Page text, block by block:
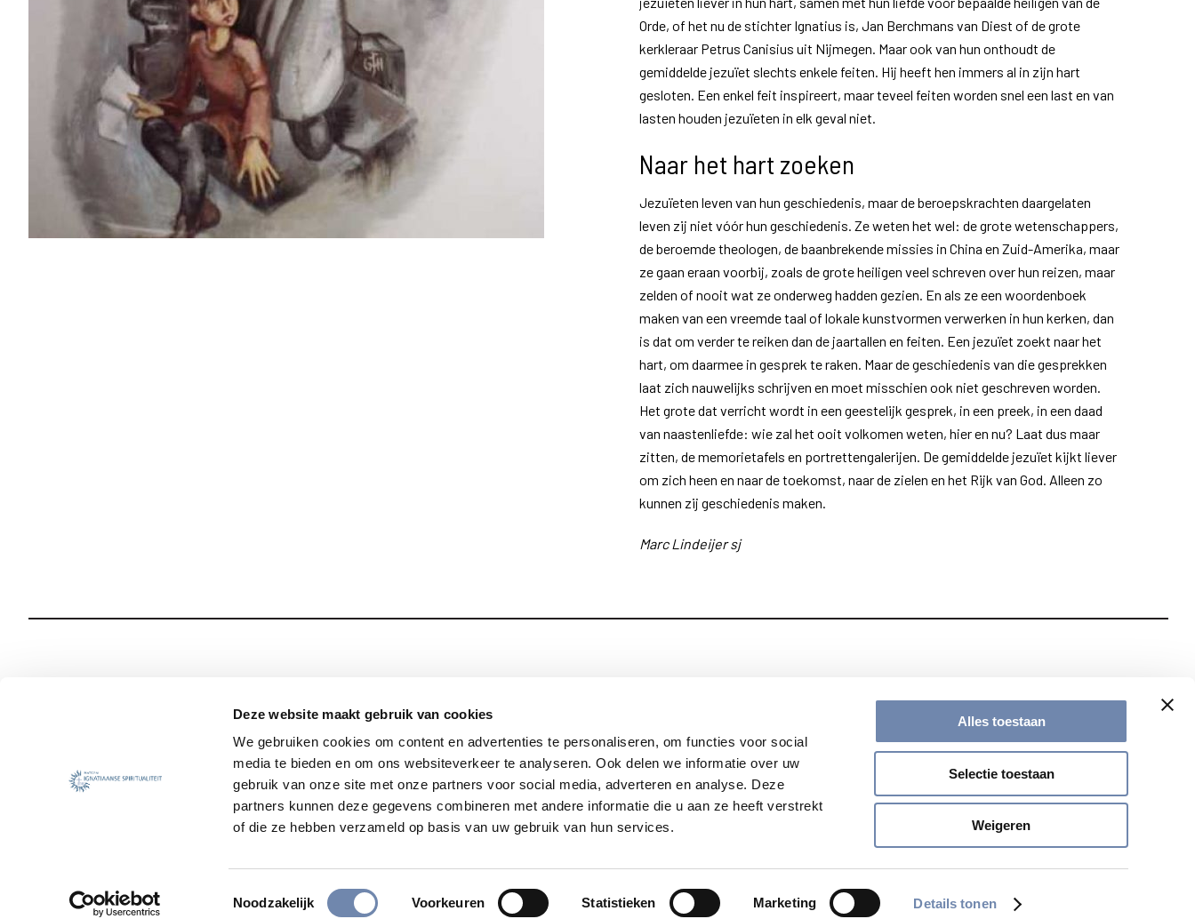
Deze website maakt gebruik van cookies
We gebruiken cookies om content en advertenties te personaliseren, om functies voor social
media te bieden en om ons websiteverkeer te analyseren. Ook delen we informatie over uw
gebruik van onze site met onze partners voor social media, adverteren en analyse. Deze
partners kunnen deze gegevens combineren met andere informatie die u aan ze heeft verstrekt
of die ze hebben verzameld op basis van uw gebruik van hun services.
Toestemmingsselectie
Noodzakelijk Voorkeuren Statistieken Marketing Details tonen
Alles toestaan
Selectie toestaan
Weigeren
Orde, of het nu de stichter Ignatius is, Jan Berchmans van Diest of de grote
kerkleraar Petrus Canisius uit Nijmegen. Maar ook van hun onthoudt de
gemiddelde jezuïet slechts enkele feiten. Hij heeft hen immers al in zijn hart
gesloten. Een enkel feit inspireert, maar teveel feiten worden snel een last en van
lasten houden jezuïeten in elk geval niet.
Naar het hart zoeken
Jezuïeten leven van hun geschiedenis, maar de beroepskrachten daargelaten
leven zij niet vóór hun geschiedenis. Ze weten het wel: de grote wetenschappers,
de beroemde theologen, de baanbrekende missies in China en Zuid-Amerika, maar
ze gaan eraan voorbij, zoals de grote heiligen veel schreven over hun reizen, maar
zelden of nooit wat ze onderweg hadden gezien. En als ze een woordenboek
maken van een vreemde taal of lokale kunstvormen verwerken in hun kerken, dan
is dat om verder te reiken dan de jaartallen en feiten. Een jezuïet zoekt naar het
hart, om daarmee in gesprek te raken. Maar de geschiedenis van die gesprekken
laat zich nauwelijks schrijven en moet misschien ook niet geschreven worden.
Het grote dat verricht wordt in een geestelijk gesprek, in een preek, in een daad
van naastenliefde: wie zal het ooit volkomen weten, hier en nu? Laat dus maar
zitten, de memorietafels en portrettengalerijen. De gemiddelde jezuïet kijkt liever
om zich heen en naar de toekomst, naar de zielen en het Rijk van God. Alleen zo
kunnen zij geschiedenis maken.
Marc Lindeijer sj
Jezuïet worden
Onze Spiritualiteit
Sociale Veiligheid
Privacy
Blijf op de hoogte met onze nieuwsbrief